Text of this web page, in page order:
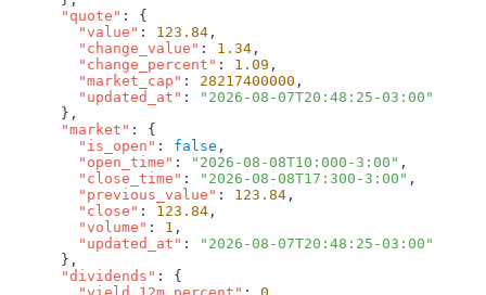
      "quote"
        "value"
: 123.84
        "change_value"
: 1.34
        "change_percent"
: 1.09
        "market_cap"
: 28217400000
        "updated_at"
:
      "market"
        "is_open"
: false
        "open_time"
: "2026-08-08T10:000-3:00"
        "close_time"
: "2026-08-08T17:300-3:00"
        "previous_value"
: 123.84
        "close"
: 123.84
        "volume"
: 1
        "updated_at"
:
      "dividends"